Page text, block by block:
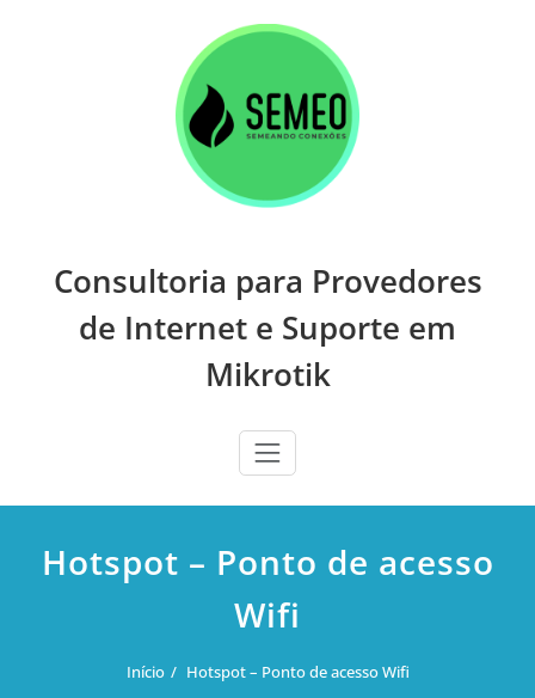
Consultoria para Provedores
de Internet e Suporte em
Mikrotik
Hotspot – Ponto de acesso
Wifi
Início Hotspot – Ponto de acesso Wifi